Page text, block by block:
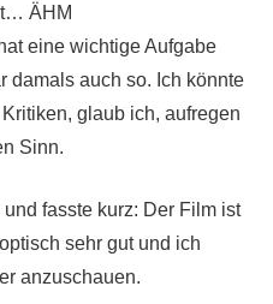
ÄHM
eine wichtige Aufgabe
damals auch so. Ich könnte
glaub ich, aufregen
Sinn.
fasste kurz: Der Film ist
sehr gut und ich
anzuschauen.